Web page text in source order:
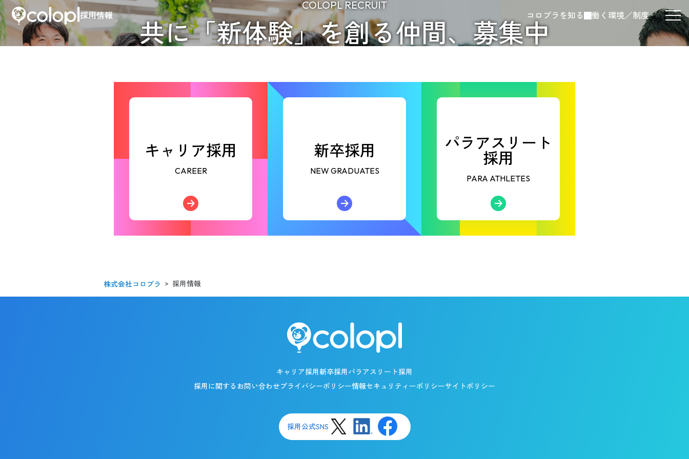
採用情報 コロプラを知る 働く環境／制度
メ
ニ
ュ
ー
パラアスリート採用
COLOPL RECRUIT
共に「新体験」を創る仲間、募集中
キャリア採用
CAREER
→
新卒採用
NEW GRADUATES
→
パラアスリート
採用
PARA ATHLETES
→
株式会社コロプラ 採用情報
キャリア採用新卒採用パラアスリート採用
採用に関するお問い合わせプライバシーポリシー情報セキュリティーポリシーサイトポリシー
採用公式SNS